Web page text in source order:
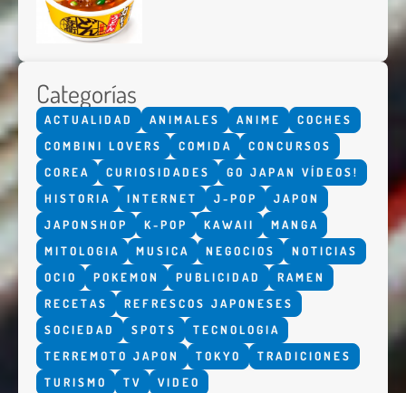
Categorías
ACTUALIDAD ANIMALES ANIME
COCHES
COMBINI LOVERS
COMIDA
CONCURSOS
COREA
CURIOSIDADES
GO JAPAN VÍDEOS!
HISTORIA
INTERNET J-POP
JAPON
JAPONSHOP
K-POP KAWAII
MANGA
MITOLOGIA
MUSICA NEGOCIOS
NOTICIAS
OCIO
POKEMON PUBLICIDAD
RAMEN
RECETAS
REFRESCOS JAPONESES
SOCIEDAD
SPOTS
TECNOLOGIA
TERREMOTO JAPON
TOKYO
TRADICIONES
TURISMO
TV VIDEO